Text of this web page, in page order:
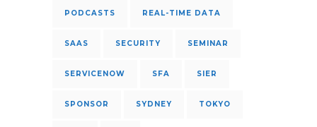
PODCASTS REAL-TIME DATA
SAAS SECURITY SEMINAR
SERVICENOW SFA SIER
SPONSOR SYDNEY TOKYO